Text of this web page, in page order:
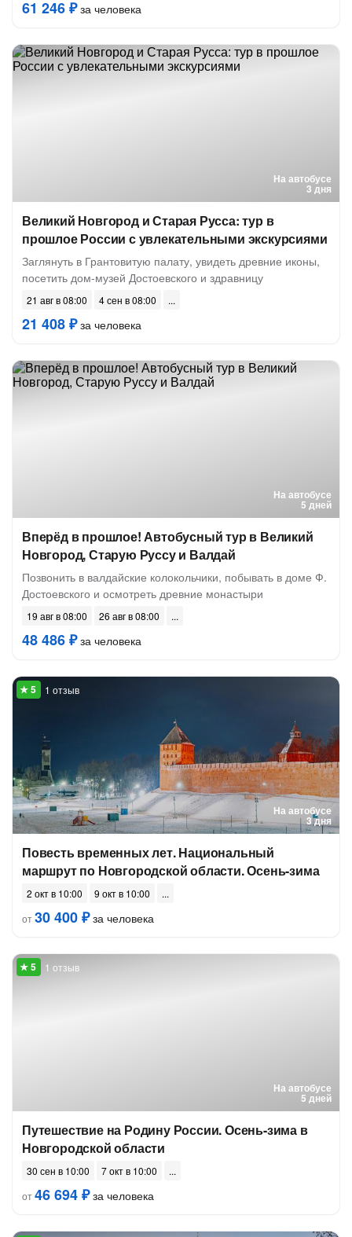
61 246 ₽за человека
На автобусе
3 дня
Великий Новгород и Старая Русса: тур в
прошлое России с увлекательными экскурсиями
Заглянуть в Грантовитую палату, увидеть древние иконы,
посетить дом-музей Достоевского и здравницу
21 авг в 08:00 4 сен в 08:00
21 408 ₽за человека
На автобусе
5 дней
Вперёд в прошлое! Автобусный тур в Великий
Новгород, Старую Руссу и Валдай
Позвонить в валдайские колокольчики, побывать в доме Ф.
Достоевского и осмотреть древние монастыри
19 авг в 08:00 26 авг в 08:00
48 486 ₽за человека
На автобусе
3 дня
1 отзыв
Повесть временных лет. Национальный
маршрут по Новгородской области. Осень-зима
2 окт в 10:00
9 окт в 10:00
от30 400 ₽за человека
На автобусе
5 дней
1 отзыв
Путешествие на Родину России. Осень-зима в
Новгородской области
30 сен в 10:00
7 окт в 10:00
от46 694 ₽за человека